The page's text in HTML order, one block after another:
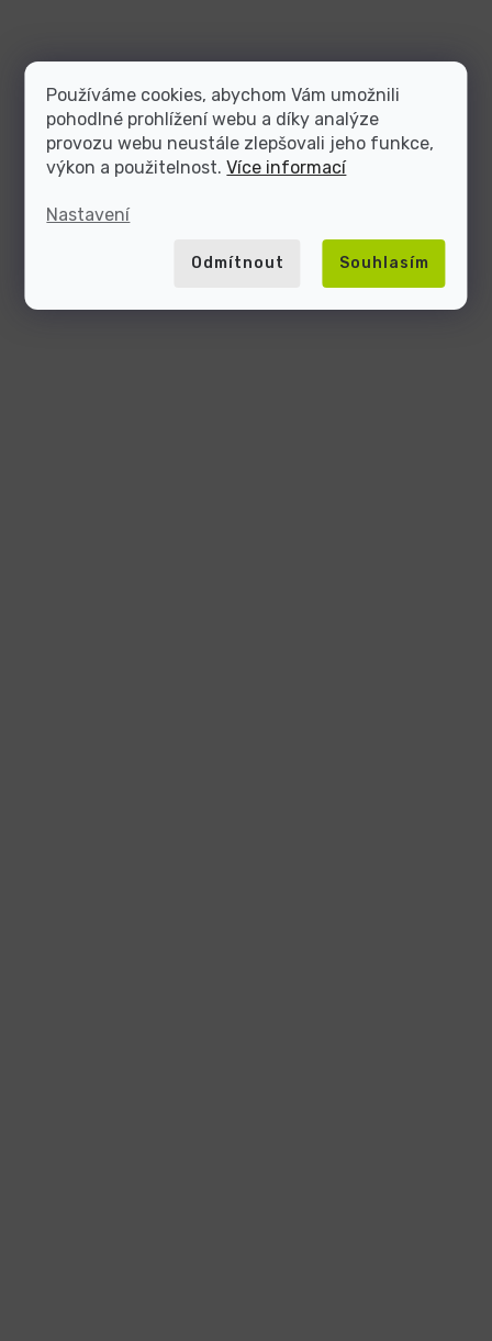
Používáme cookies, abychom Vám umožnili
pohodlné prohlížení webu a díky analýze
provozu webu neustále zlepšovali jeho funkce,
výkon a použitelnost.Více informací
Nastavení
Odmítnout Souhlasím